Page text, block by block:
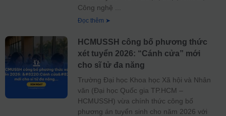
Công nghệ
Đọc thêm ➤
HCMUSSH công bố phương thức
xét tuyển 2026: “Cánh cửa” mới
cho sĩ tử đa năng
Trường Đại học Khoa học Xã hội và Nhân
văn (Đại học Quốc gia TP.HCM –
HCMUSSH) vừa chính thức công bố
phương án tuyển sinh cho năm 2026 với